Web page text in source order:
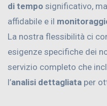
di tempo significativo,
affidabile e il
La nostra flessibilità ci
esigenze specifiche dei
servizio completo che
l’analisi dettagliata per